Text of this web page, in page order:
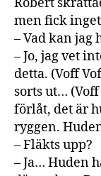
men fick
– Vad kan jag
– Jo, jag vet
detta. (Voff
sorts ut…
förlåt, det är
ryggen.
– Fläkts upp?
– Ja… Huden